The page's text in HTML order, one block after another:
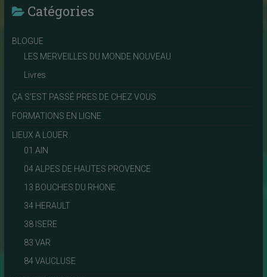
Catégories
BLOGUE
LES MERVEILLES DU MONDE NOUVEAU
Livres
ÇA S'EST PASSÉ PRES DE CHEZ VOUS
FORMATIONS EN LIGNE
LIEUX A LOUER
01 AIN
04 ALPES DE HAUTES PROVENCE
13 BOUCHES DU RHONE
34 HERAULT
38 ISERE
83 VAR
84 VAUCLUSE